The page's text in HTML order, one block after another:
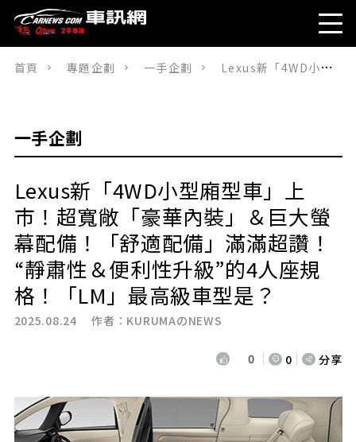
首頁 專題企劃 一手企劃 Lexus新「4WD小型廂型車」上市！超寬敞「豪華內裝」＆巨大螢幕配備！「舒適配備」滿滿超讚！“靜肅性＆便利性升級”的4人座規格！「LM」最高級車型是？
一手企劃
Lexus新「4WD小型廂型車」上
市！超寬敞「豪華內裝」＆巨大螢
幕配備！「舒適配備」滿滿超讚！
“靜肅性＆便利性升級”的4人座規
格！「LM」最高級車型是？
2025.08.24 作者： KURUMAのNEWS
0 0 分享